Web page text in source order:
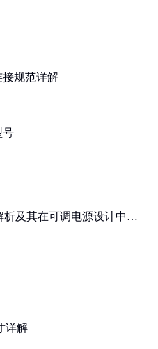
规范详解
号
析及其在可调电源设计中的
详解